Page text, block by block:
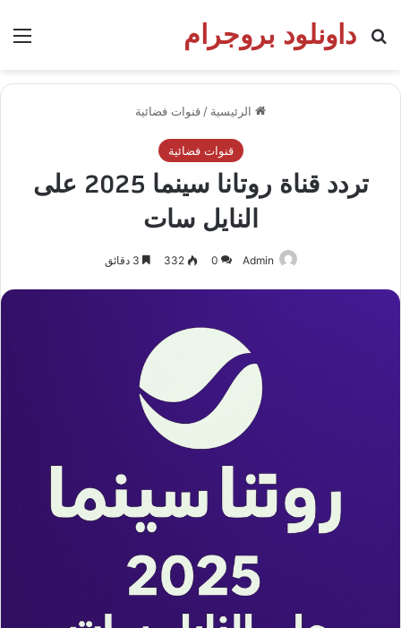
داونلود بروجرام
بحث عن
الرئيسية / قنوات فضائية
قنوات فضائية
تردد قناة روتانا سينما 2025 على
النايل سات
Admin
0
332